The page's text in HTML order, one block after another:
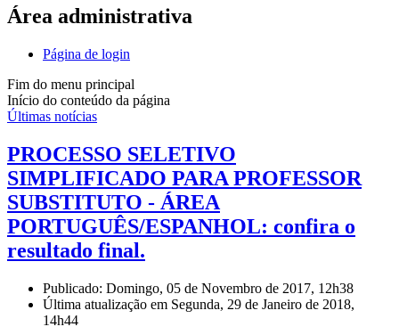
Área administrativa
Página de login
Fim do menu principal
Início do conteúdo da página
Últimas notícias
PROCESSO SELETIVO
SIMPLIFICADO PARA PROFESSOR
SUBSTITUTO - ÁREA
PORTUGUÊS/ESPANHOL: confira o
resultado final.
Publicado: Domingo, 05 de Novembro de 2017, 12h38
Última atualização em Segunda, 29 de Janeiro de 2018,
14h44